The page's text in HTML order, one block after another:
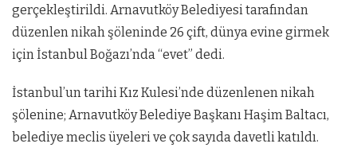
gerçekleştirildi. Arnavutköy Belediyesi tarafından
düzenlen nikah şöleninde 26 çift, dünya evine girmek
için İstanbul Boğazı’nda “evet” dedi.
İstanbul’un tarihi Kız Kulesi’nde düzenlenen nikah
şölenine; Arnavutköy Belediye Başkanı Haşim Baltacı,
belediye meclis üyeleri ve çok sayıda davetli katıldı.